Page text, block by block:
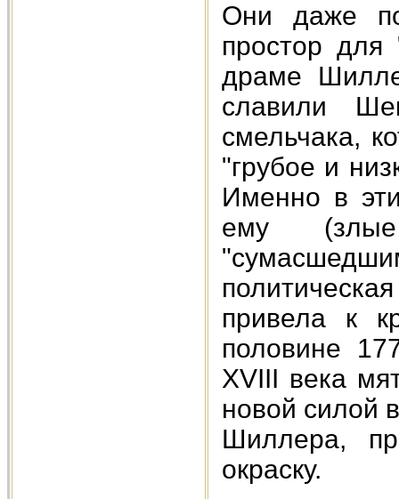
Они даже
простор
драме
славили
смельчака,
"грубое и
Именно в
ему
привела к
половине
XVIII века
новой силой
Шиллера,
окраску.